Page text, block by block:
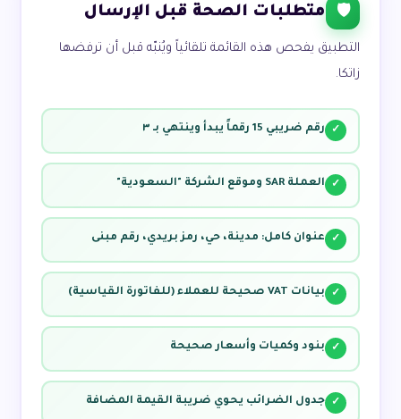
🛡️ متطلبات الصحة قبل الإرسال
التطبيق يفحص هذه القائمة تلقائياً ويُنبّه قبل أن ترفضها
زاتكا.
✓ رقم ضريبي 15 رقماً يبدأ وينتهي بـ ٣
✓ العملة SAR وموقع الشركة "السعودية"
✓ عنوان كامل: مدينة، حي، رمز بريدي، رقم مبنى
✓ بيانات VAT صحيحة للعملاء (للفاتورة القياسية)
✓ بنود وكميات وأسعار صحيحة
✓ جدول الضرائب يحوي ضريبة القيمة المضافة